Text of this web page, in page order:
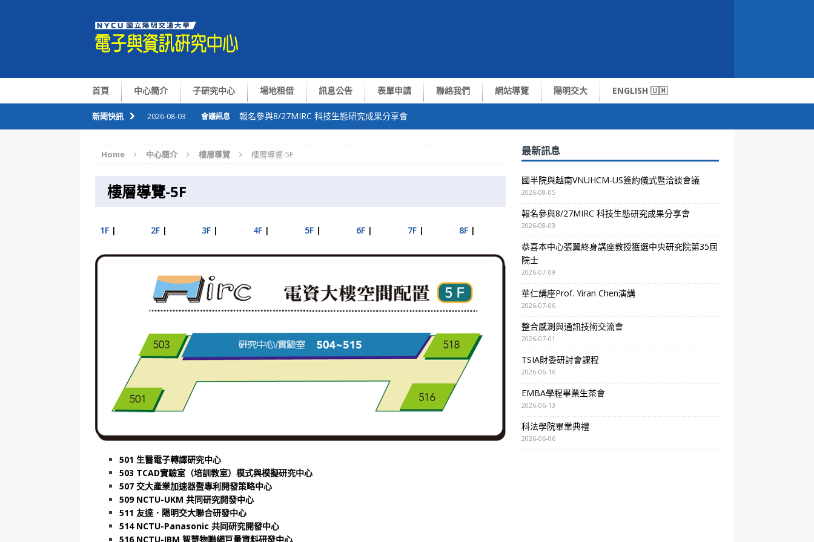
首頁 中心簡介 子研究中心 場地租借 訊息公告 表單申請 聯絡我們 網站導覽 陽明交大 ENGLISH 🇺🇲
新聞快訊 2026-08-03 會議訊息 報名參與8/27MIRC 科技生態研究成果分享會
2026-07-01
Home 中心簡介 樓層導覽 樓層導覽-5F
樓層導覽-5F
1F | 2F | 3F | 4F | 5F | 6F | 7F | 8F |
501 生醫電子轉譯研究中心
503 TCAD實驗室（培訓教室）模式與模擬研究中心
507 交大產業加速器暨專利開發策略中心
509 NCTU-UKM 共同研究開發中心
511 友達 ． 陽明交大聯合研發中心
514 NCTU-Panasonic 共同研究開發中心
516 NCTU-IBM 智慧物聯網巨量資料研發中心
最新訊息
國半院與越南VNUHCM-US簽約儀式暨洽談會議
2026-08-05
報名參與8/27MIRC 科技生態研究成果分享會
2026-08-03
恭喜本中心張翼終身講座教授獲選中央研究院第35屆
院士
2026-07-09
華仁講座Prof. Yiran Chen演講
2026-07-06
整合感測與通訊技術交流會
2026-07-01
TSIA財委研討會課程
2026-06-16
EMBA學程畢業生茶會
2026-06-13
科法學院畢業典禮
2026-06-06